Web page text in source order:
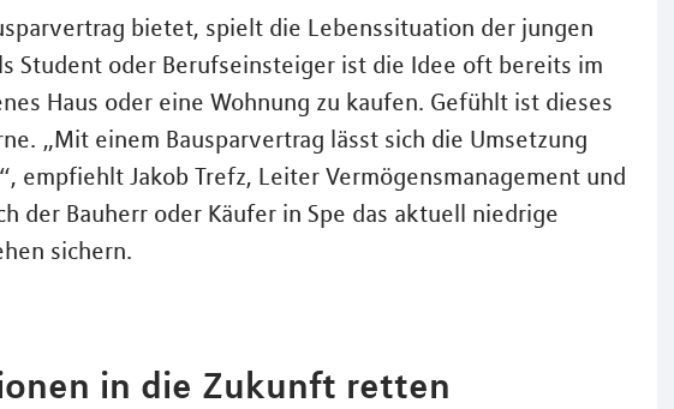
bietet, spielt die Lebenssituation der jungen
Student oder Berufseinsteiger ist die Idee oft bereits im
Haus oder eine Wohnung zu kaufen. Gefühlt ist dieses
„Mit einem Bausparvertrag lässt sich die Umsetzung
empfiehlt Jakob Trefz, Leiter Vermögensmanagement und
der Bauherr oder Käufer in Spe das aktuell niedrige
sichern.
in die Zukunft retten